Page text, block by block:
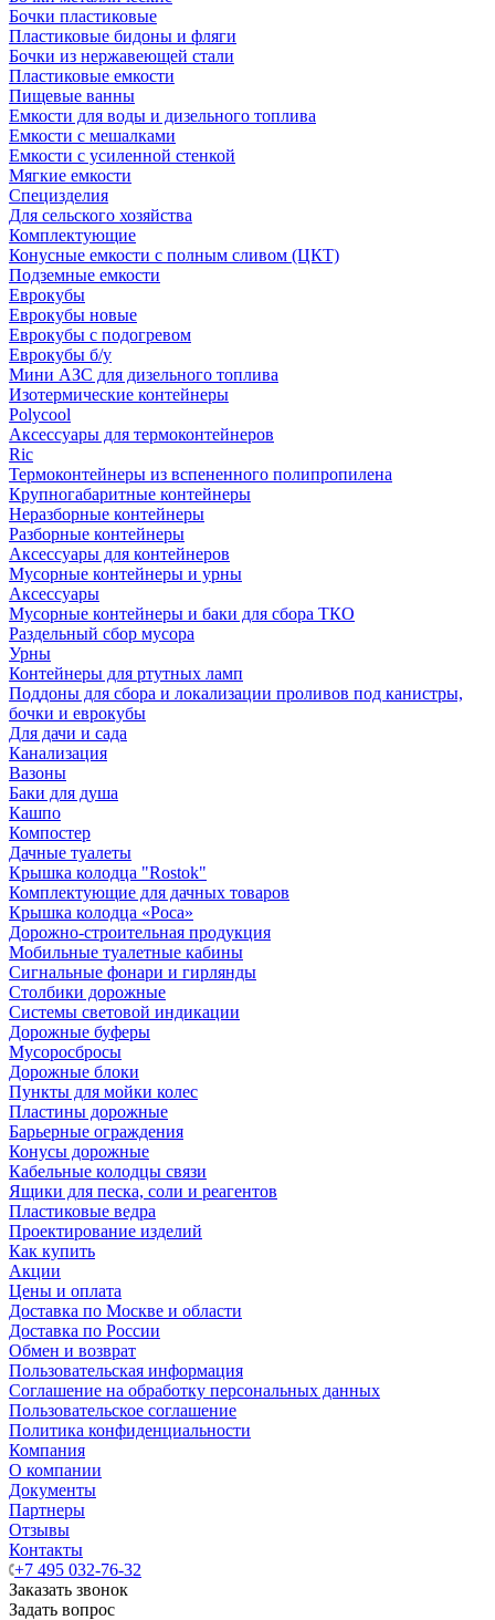
Бочки пластиковые
Пластиковые бидоны и фляги
Бочки из нержавеющей стали
Пластиковые емкости
Пищевые ванны
Емкости для воды и дизельного топлива
Емкости с мешалками
Емкости с усиленной стенкой
Мягкие емкости
Специзделия
Для сельского хозяйства
Комплектующие
Конусные емкости с полным сливом (ЦКТ)
Подземные емкости
Еврокубы
Еврокубы новые
Еврокубы с подогревом
Еврокубы б/у
Мини АЗС для дизельного топлива
Изотермические контейнеры
Polycool
Аксессуары для термоконтейнеров
Ric
Термоконтейнеры из вспененного полипропилена
Крупногабаритные контейнеры
Неразборные контейнеры
Разборные контейнеры
Аксессуары для контейнеров
Мусорные контейнеры и урны
Аксессуары
Мусорные контейнеры и баки для сбора ТКО
Раздельный сбор мусора
Урны
Контейнеры для ртутных ламп
Поддоны для сбора и локализации проливов под канистры,
бочки и еврокубы
Для дачи и сада
Канализация
Вазоны
Баки для душа
Кашпо
Компостер
Дачные туалеты
Крышка колодца "Rostok"
Комплектующие для дачных товаров
Крышка колодца «Роса»
Дорожно-строительная продукция
Мобильные туалетные кабины
Сигнальные фонари и гирлянды
Столбики дорожные
Системы световой индикации
Дорожные буферы
Мусоросбросы
Дорожные блоки
Пункты для мойки колес
Пластины дорожные
Барьерные ограждения
Конусы дорожные
Кабельные колодцы связи
Ящики для песка, соли и реагентов
Пластиковые ведра
Проектирование изделий
Как купить
Акции
Цены и оплата
Доставка по Москве и области
Доставка по России
Обмен и возврат
Пользовательская информация
Соглашение на обработку персональных данных
Пользовательское соглашение
Политика конфиденциальности
Компания
О компании
Документы
Партнеры
Отзывы
Контакты
+7 495 032-76-32
Заказать звонок
Задать вопрос